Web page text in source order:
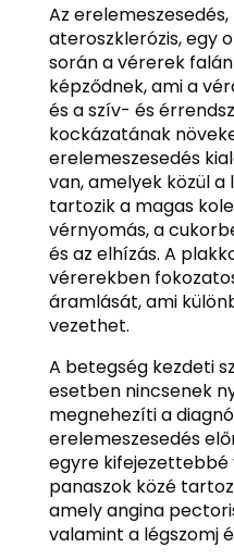
Az
ateroszklerózis, egy
során a vérerek
képződnek, ami a
és a szív- és
kockázatának
erelemeszesedés
van, amelyek közül
tartozik a magas
vérnyomás, a
és az elhízás. A
vérerekben
áramlását, ami
vezethet.
A betegség kezdeti
esetben nincsenek
megnehezíti a
erelemeszesedés
egyre kifejezettebbé
panaszok közé
amely angina
valamint a légszomj